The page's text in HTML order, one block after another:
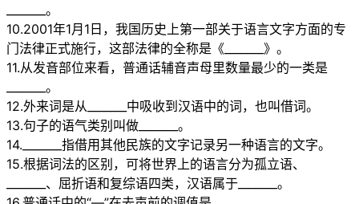
_______。
10.2001年1月1日，我国历史上第一部关于语言文字方面的专
门法律正式施行，这部法律的全称是《_______》。
11.从发音部位来看，普通话辅音声母里数量最少的一类是
_______。
12.外来词是从_______中吸收到汉语中的词，也叫借词。
13.句子的语气类别叫做_______。
14._______指借用其他民族的文字记录另一种语言的文字。
15.根据词法的区别，可将世界上的语言分为孤立语、
_______、屈折语和复综语四类，汉语属于_______。